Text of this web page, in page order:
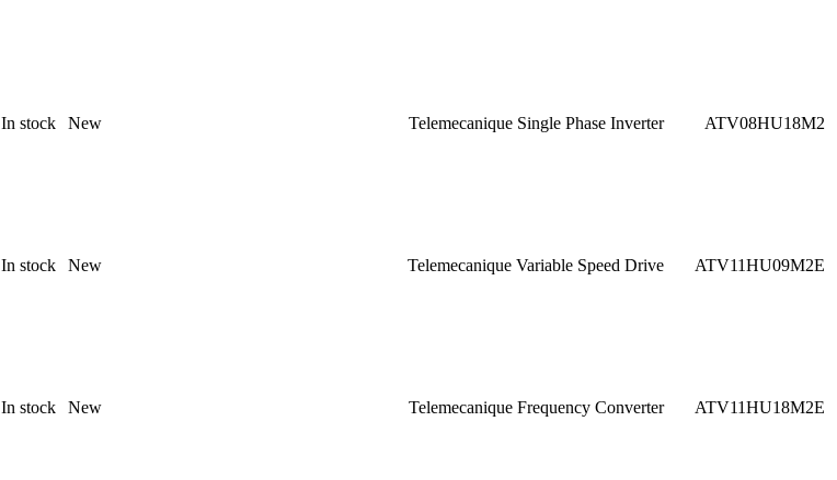
ATV08HU18M2
Telemecanique Single Phase Inverter
New
In stock
ATV11HU09M2E
Telemecanique Variable Speed Drive
New
In stock
ATV11HU18M2E
Telemecanique Frequency Converter
New
In stock